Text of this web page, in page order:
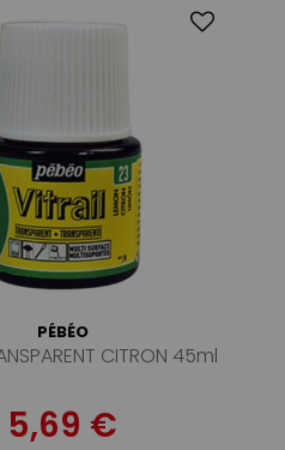
PÉBÉO
CITRON 45ml
5,69 €